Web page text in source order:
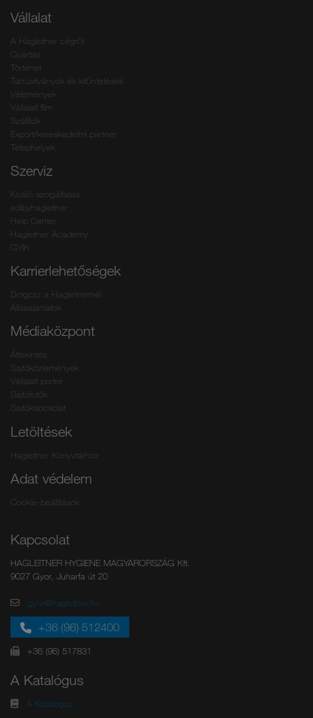
Vállalat
A Hagleitner cégről
Gyártás
Történet
Tanúsítványok és kitűntetések
Vélemények
Vállalati film
Szállítók
Export/kereskedelmi partner
Telephelyek
Szerviz
Kiváló szolgáltatás
edibyhagleitner
Help Center
Hagleitner Academy
GYIK
Karrierlehetőségek
Dolgozz a Hagleitnernél
Állásajánlatok
Médiaközpont
Áttekintés
Sajtóközlemények
Vállalati portré
Sajtófotók
Sajtókapcsolat
Letöltések
Hagleitner Könyvtárhoz
Adat védelem
Cookie-beállítások
Kapcsolat
HAGLEITNER HYGIENE MAGYARORSZÁG Kft.
9027 Gyor, Juharfa út 20
gyor@hagleitner.hu
+36 (96) 512400
+36 (96) 517831
A Katalógus
A Katalógus